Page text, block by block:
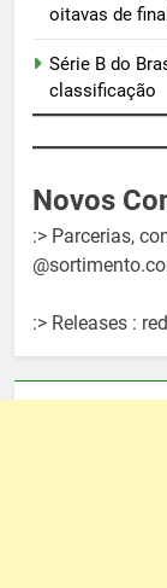
oitavas de final
Série B do
classificação
Novos
:> Parcerias,
:> Releases :